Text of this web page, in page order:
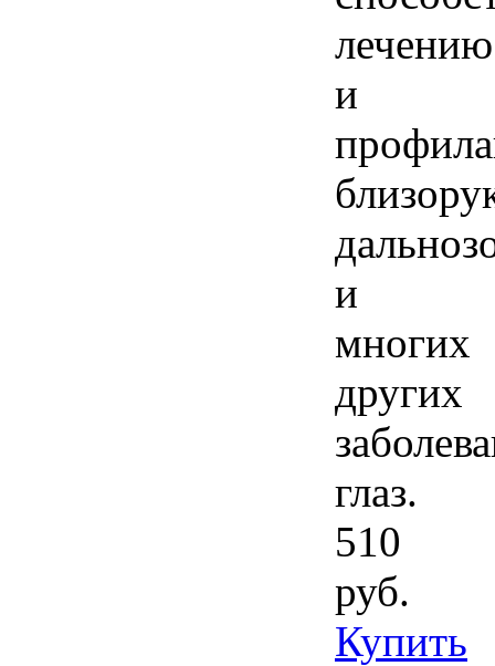
лечению
и
и
многих
других
глаз.
510
руб.
Купить